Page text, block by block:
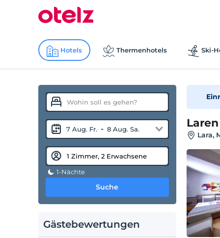
Hotels Thermenhotels Ski-
7 Aug. Fr. - 8 Aug. Sa.
1-Nächte
Suche
Gästebewertungen
Lara,